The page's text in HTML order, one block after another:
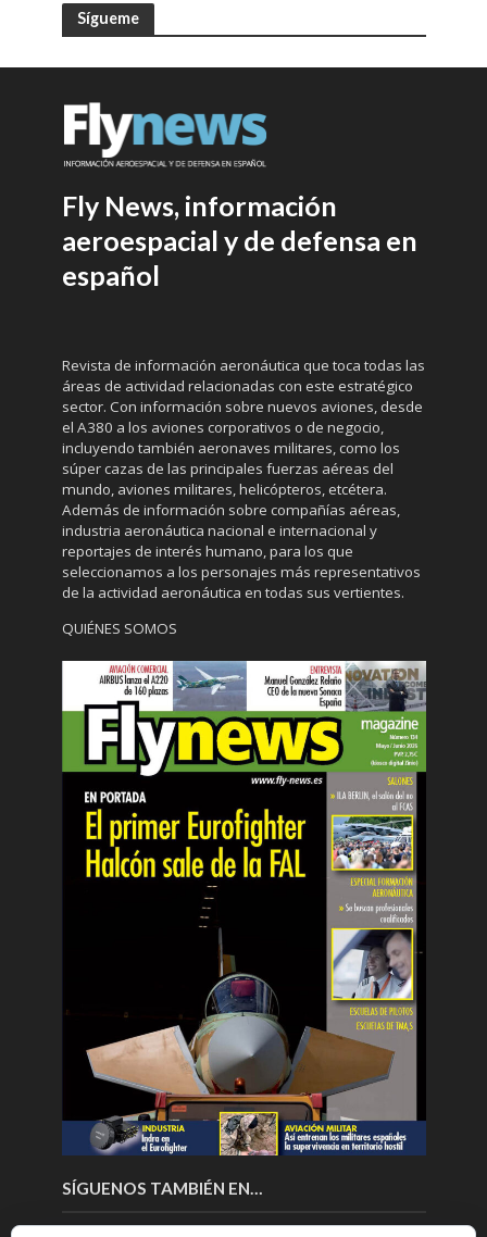
Sígueme
Fly News, información
aeroespacial y de defensa en
español
Revista de información aeronáutica que toca todas las
áreas de actividad relacionadas con este estratégico
sector. Con información sobre nuevos aviones, desde
el A380 a los aviones corporativos o de negocio,
incluyendo también aeronaves militares, como los
súper cazas de las principales fuerzas aéreas del
mundo, aviones militares, helicópteros, etcétera.
Además de información sobre compañías aéreas,
industria aeronáutica nacional e internacional y
reportajes de interés humano, para los que
seleccionamos a los personajes más representativos
de la actividad aeronáutica en todas sus vertientes.
QUIÉNES SOMOS
SÍGUENOS TAMBIÉN EN…